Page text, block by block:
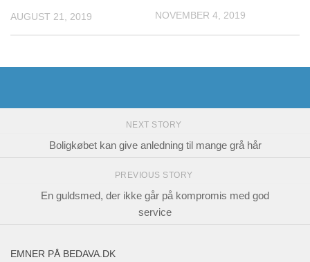
AUGUST 21, 2019 NOVEMBER 4, 2019
NEXT STORY
Boligkøbet kan give anledning til mange grå hår
PREVIOUS STORY
En guldsmed, der ikke går på kompromis med god
service
EMNER PÅ BEDAVA.DK